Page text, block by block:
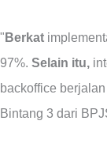
" Berkat
97%. Selain itu,
backoffice
Bintang 3 dari